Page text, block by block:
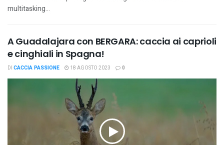
multitasking...
A Guadalajara con BERGARA: caccia ai caprioli
e cinghiali in Spagna!
DI CACCIA PASSIONE 18 AGOSTO 2023 0